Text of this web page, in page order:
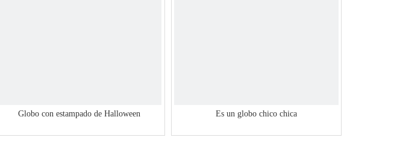
Globo con estampado de Halloween Es un globo chico chica